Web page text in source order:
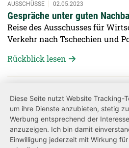
Gespräche unter guten
AUSSCHÜSSE 02.05.2023
Reise des Ausschusses für
Verkehr nach Tschechien und
Rückblick lesen
Detailansicht öffnen:
Diese Seite nutzt Website Tracking-
um ihre Dienste anzubieten, stetig
Werbung entsprechend der
anzuzeigen. Ich bin damit
Einwilligung jederzeit mit Wirkung